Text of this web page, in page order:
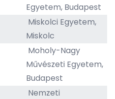
Egyetem, Budapest
Miskolci Egyetem,
Miskolc
Moholy-Nagy
Művészeti Egyetem,
Budapest
Nemzeti